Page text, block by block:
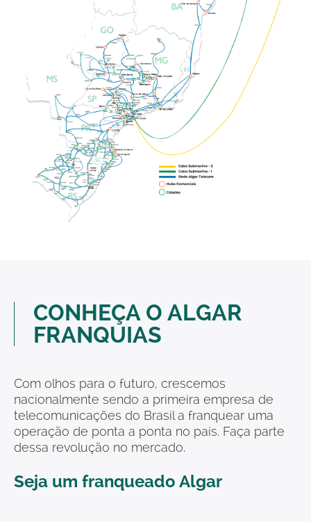
CONHEÇA O ALGAR
FRANQUIAS
Com olhos para o futuro, crescemos
nacionalmente sendo a primeira empresa de
telecomunicações do Brasil a franquear uma
operação de ponta a ponta no país. Faça parte
dessa revolução no mercado.
Seja um franqueado Algar